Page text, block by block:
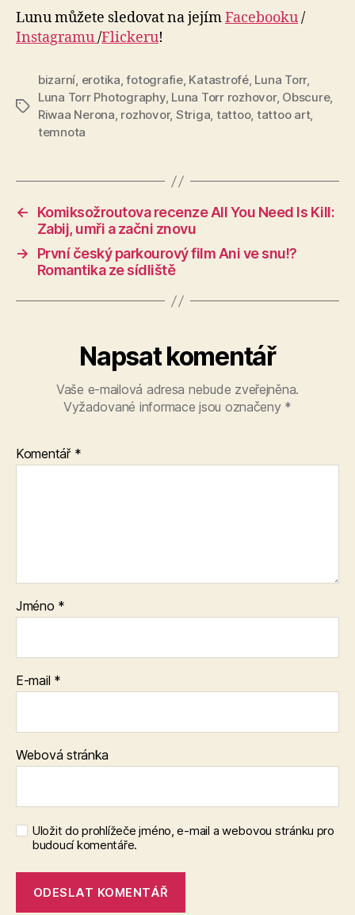
Lunu můžete sledovat na jejímFacebooku/
Instagramu/Flickeru!
Štítky
bizarní, erotika,fotografie, Katastrofé, Luna Torr,
Luna Torr Photography, Luna Torr rozhovor, Obscure,
Riwaa Nerona, rozhovor, Striga, tattoo, tattoo art,
temnota
←
Komiksožroutova recenze All You Need Is Kill:
Zabij, umři a začni znovu
→
První český parkourový film Ani ve snu!?
Romantika ze sídliště
Napsat komentář
Vaše e-mailová adresa nebude zveřejněna.
Vyžadované informace jsou označeny *
Komentář *
Jméno *
E-mail *
Webová stránka
Uložit do prohlížeče jméno, e-mail a webovou stránku pro
budoucí komentáře.